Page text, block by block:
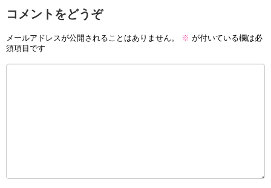
コメントをどうぞ
メールアドレスが公開されることはありません。 ※ が付いている欄は必
須項目です